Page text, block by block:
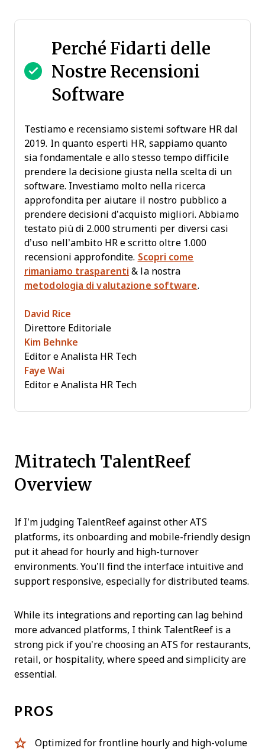
Perché Fidarti delle
Nostre Recensioni
Software
Testiamo e recensiamo sistemi software HR dal
2019. In quanto esperti HR, sappiamo quanto
sia fondamentale e allo stesso tempo difficile
prendere la decisione giusta nella scelta di un
software. Investiamo molto nella ricerca
approfondita per aiutare il nostro pubblico a
prendere decisioni d’acquisto migliori. Abbiamo
testato più di 2.000 strumenti per diversi casi
d’uso nell’ambito HR e scritto oltre 1.000
recensioni approfondite. Scopri come
rimaniamo trasparenti & la nostra
metodologia di valutazione software.
David Rice
Direttore Editoriale
Kim Behnke
Editor e Analista HR Tech
Faye Wai
Editor e Analista HR Tech
Mitratech TalentReef
Overview
If I’m judging TalentReef against other ATS
platforms, its onboarding and mobile-friendly design
put it ahead for hourly and high-turnover
environments. You’ll find the interface intuitive and
support responsive, especially for distributed teams.
While its integrations and reporting can lag behind
more advanced platforms, I think TalentReef is a
strong pick if you’re choosing an ATS for restaurants,
retail, or hospitality, where speed and simplicity are
essential.
PROS
Optimized for frontline hourly and high-volume